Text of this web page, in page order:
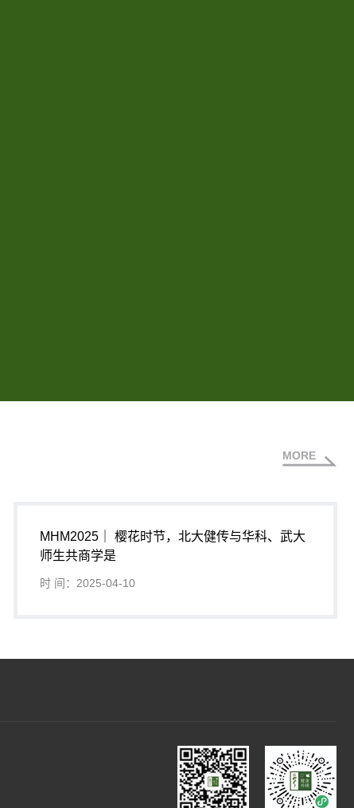
MORE
MHM2025｜ 樱花时节，北大健传与华科、武大
师生共商学是
时 间：2025-04-10